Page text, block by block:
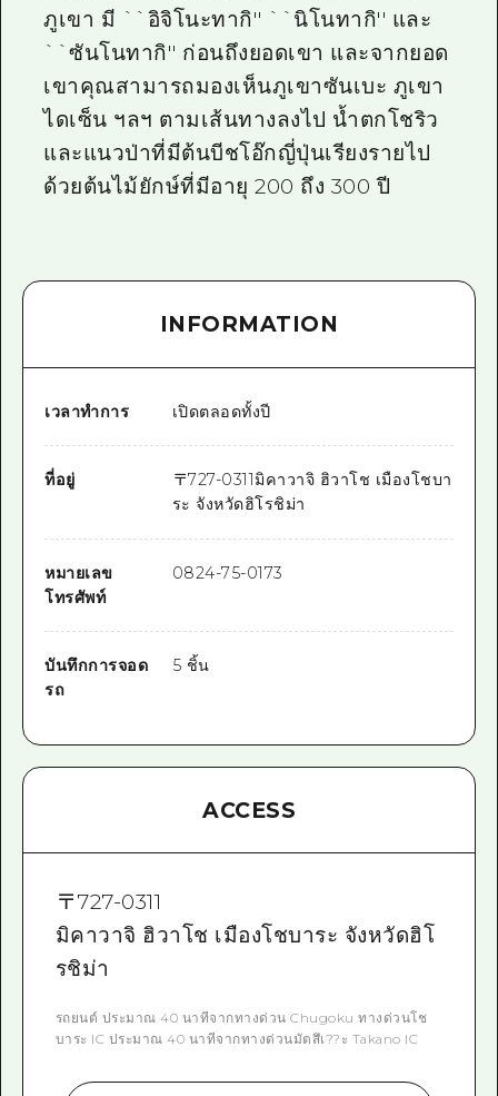
ภูเขา มี ``อิจิโนะทากิ'' ``นิโนทากิ'' และ
``ซันโนทากิ'' ก่อนถึงยอดเขา และจากยอด
เขาคุณสามารถมองเห็นภูเขาซันเบะ ภูเขา
ไดเซ็น ฯลฯ ตามเส้นทางลงไป น้ำตกโชริว
และแนวป่าที่มีต้นบีชโอ๊กญี่ปุ่นเรียงรายไป
ด้วยต้นไม้ยักษ์ที่มีอายุ 200 ถึง 300 ปี
INFORMATION
เวลาทำการ เปิดตลอดทั้งปี
ที่อยู่ 〒727-0311มิคาวาจิ ฮิวาโช เมืองโชบา
ระ จังหวัดฮิโรชิม่า
หมายเลข
โทรศัพท์
0824-75-0173
บันทึกการจอด
รถ
5 ชิ้น
ACCESS
〒727-0311
มิคาวาจิ ฮิวาโช เมืองโชบาระ จังหวัดฮิโ
รชิม่า
รถยนต์ ประมาณ 40 นาทีจากทางด่วน Chugoku ทางด่วนโช
บาระ IC ประมาณ 40 นาทีจากทางด่วนมัตสึเ??ะ Takano IC